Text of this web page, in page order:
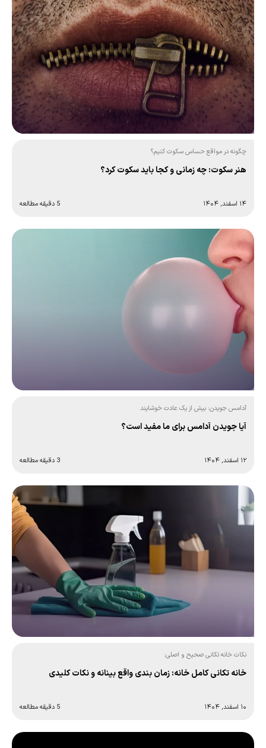
چگونه در مواقع حساس سکوت کنیم؟
هنر سکوت: چه زمانی و کجا باید سکوت کرد؟
۱۴ اسفند, ۱۴۰۴ 5 دقیقه مطالعه
آدامس جویدن: بیش از یک عادت خوشایند
آیا جویدن آدامس برای ما مفید است؟
۱۲ اسفند, ۱۴۰۴ 3 دقیقه مطالعه
نکات خانه تکانی صحیح و اصلی:
خانه تکانی کامل خانه: زمان‌ بندی واقع‌ بینانه و نکات کلیدی
۱۰ اسفند, ۱۴۰۴ 5 دقیقه مطالعه